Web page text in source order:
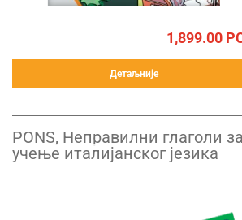
1,899.00
Детаљније
PONS, Неправилни глаголи за
учење италијанског језика